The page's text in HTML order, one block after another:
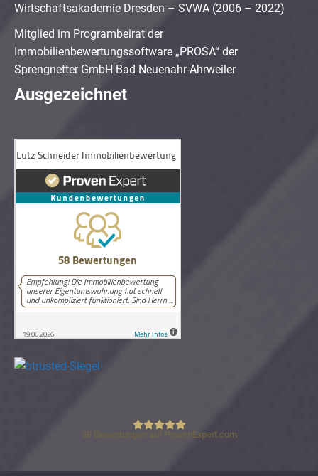
Wirtschaftsakademie Dresden – SVWA (2006 – 2022)
Mitglied im Programbeirat der
Immobilienbewertungssoftware „PROSA“ der
Sprengnetter GmbH Bad Neuenahr-Ahrweiler
Ausgezeichnet
Lutz Schneider Immobilienbewertung
58 Bewertungen auf ProvenExpert.com